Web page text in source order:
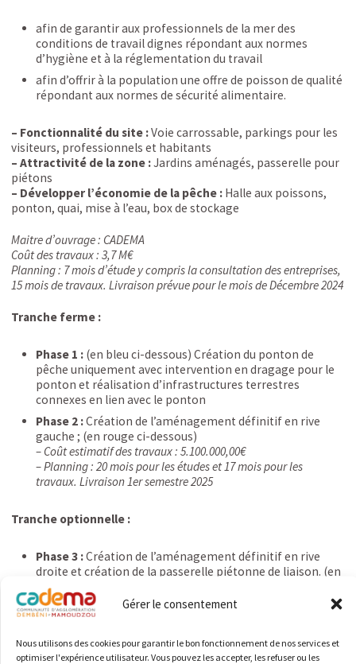
Gérer le consentement
Nous utilisons des cookies pour garantir le bon fonctionnement de nos services et
optimiser l'expérience utilisateur. Vous pouvez les accepter, les refuser ou les
afin de garantir aux professionnels de la mer des
conditions de travail dignes répondant aux normes
d’hygiène et à la réglementation du travail
afin d’offrir à la population une offre de poisson de qualité
répondant aux normes de sécurité alimentaire.
– Fonctionnalité du site :Voie carrossable, parkings pour les
visiteurs, professionnels et habitants
– Attractivité de la zone :Jardins aménagés, passerelle pour
piétons
– Développer l’économie de la pêche : Halle aux poissons,
ponton, quai, mise à l’eau, box de stockage
Maitre d’ouvrage : CADEMA
Coût des travaux : 3,7 M€
Planning : 7 mois d’étude y compris la consultation des entreprises,
15 mois de travaux. Livraison prévue pour le mois de Décembre 2024
Tranche ferme :
Phase 1 :(en bleu ci-dessous) Création du ponton de
pêche uniquement avec intervention en dragage pour le
ponton et réalisation d’infrastructures terrestres
connexes en lien avec le ponton
Phase 2 :Création de l’aménagement définitif en rive
gauche ; (en rouge ci-dessous)
– Coût estimatif des travaux : 5.100.000,00€
– Planning : 20 mois pour les études et 17 mois pour les
travaux. Livraison 1er semestre 2025
Tranche optionnelle :
Phase 3 :Création de l’aménagement définitif en rive
droite et création de la passerelle piétonne de liaison. (en
jaune ci-dessous).
– Coût estimatif des travaux= 1.500.000,00€
– Planning= 6 mois pour les études et 5 mois pour les travaux.